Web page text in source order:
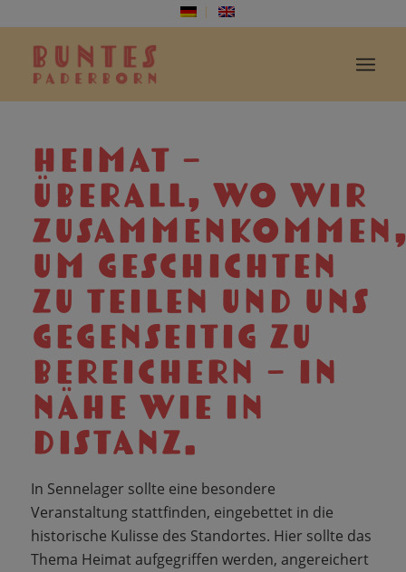
HEIMAT –
ÜBERALL, WO WIR
UM GESCHICHTEN
ZU TEILEN UND UNS
GEGENSEITIG ZU
BEREICHERN – IN
NÄHE WIE IN
DISTANZ.
In Sennelager sollte eine besondere
Veranstaltung stattfinden, eingebettet in die
historische Kulisse des Standortes. Hier sollte das
Thema Heimat aufgegriffen werden, angereichert